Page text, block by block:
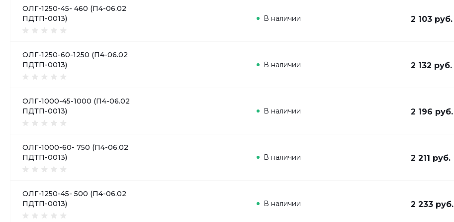
ОЛГ-1250-45- 460 (П4-06.02
ПДТП-0013)
В наличии 2 103 руб.
ОЛГ-1250-60-1250 (П4-06.02
ПДТП-0013)
В наличии 2 132 руб.
ОЛГ-1000-45-1000 (П4-06.02
ПДТП-0013)
В наличии 2 196 руб.
ОЛГ-1000-60- 750 (П4-06.02
ПДТП-0013)
В наличии 2 211 руб.
ОЛГ-1250-45- 500 (П4-06.02
ПДТП-0013)
В наличии 2 233 руб.